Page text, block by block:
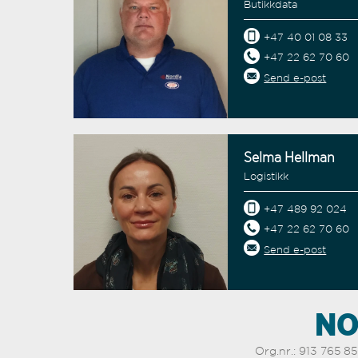
Butikkdata
+47 40 01 08 33
+47 22 62 70 60
Send e-post
Selma Hellman
Logistikk
+47 489 92 024
+47 22 62 70 60
Send e-post
Send e-post
Org.nr.: 913 765